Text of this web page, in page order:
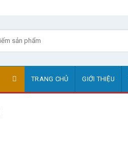
TRANG CHỦ GIỚI THIỆU